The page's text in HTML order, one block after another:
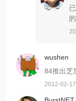
wushen
84推出芝
2012-02-